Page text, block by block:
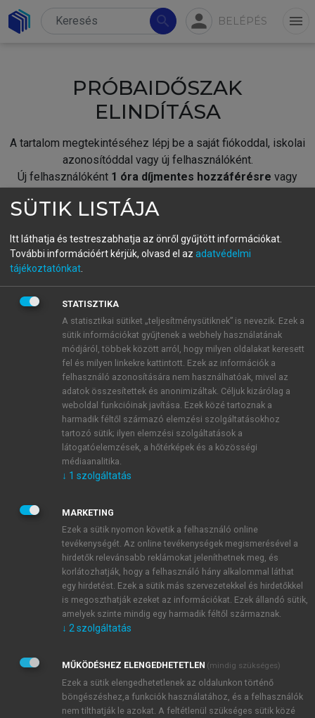
search person BELÉPÉS menu
PRÓBAIDŐSZAK
ELINDÍTÁSA
A tartalom megtekintéséhez lépj be a saját fiókoddal, iskolai
azonosítóddal vagy új felhasználóként.
Új felhasználóként 1 óra díjmentes hozzáférésre vagy
fiókoddal,vagy hozz létre új fiókot.
A regisztráció után apróbaidőszakautomatikusan
BELÉPÉS SAJÁT FIÓKKAL
ÚJ FIÓK LÉTREHOZÁSA
1 óra díjmentes hozzáférés
E-MAIL-CÍM
JELSZÓ
JELSZÓ ÚJRA
Kérek értesítést a MeRSZ újdonságairól, akcióiról.
Kérek értesítést az Akadémiai Kiadó Zrt. újdonságairól,
Adatkezelési tájékoztatóbanfoglaltakat tudomásul
veszem és elfogadom.
Általános vásárlási feltételeket, valamint a szotar.netés a
mersz.huoldalak licencszerződéseiben foglaltakat
SÜTIK LISTÁJA
Itt láthatja és testreszabhatja az önről gyűjtött információkat.
További információért kérjük, olvasd el az adatvédelmi
tájékoztatónkat
STATISZTIKA
A statisztikai sütiket „teljesítménysütiknek” is nevezik. Ezek a
sütik információkat gyűjtenek a webhely használatának
módjáról, többek között arról, hogy milyen oldalakat keresett
fel és milyen linkekre kattintott. Ezek az információk a
felhasználó azonosítására nem használhatóak, mivel az
adatok összesítettek és anonimizáltak. Céljuk kizárólag a
weboldal funkcióinak javítása. Ezek közé tartoznak a
harmadik féltől származó elemzési szolgáltatásokhoz
tartozó sütik; ilyen elemzési szolgáltatások a
látogatóelemzések, a hőtérképek és a közösségi
médiaanalitika.
↓ 1 szolgáltatás
MARKETING
Ezek a sütik nyomon követik a felhasználó online
tevékenységét. Az online tevékenységek megismerésével a
hirdetők relevánsabb reklámokat jeleníthetnek meg, és
korlátozhatják, hogy a felhasználó hány alkalommal láthat
egy hirdetést. Ezek a sütik más szervezetekkel és hirdetőkkel
is megoszthatják ezeket az információkat. Ezek állandó sütik,
amelyek szinte mindig egy harmadik féltől származnak.
↓ 2 szolgáltatás
MŰKÖDÉSHEZ ELENGEDHETETLEN (mindig szükséges)
Ezek a sütik elengedhetetlenek az oldalunkon történő
böngészéshez,a funkciók használatához, és a felhasználók
nem tilthatják le azokat. A feltétlenül szükséges sütik közé